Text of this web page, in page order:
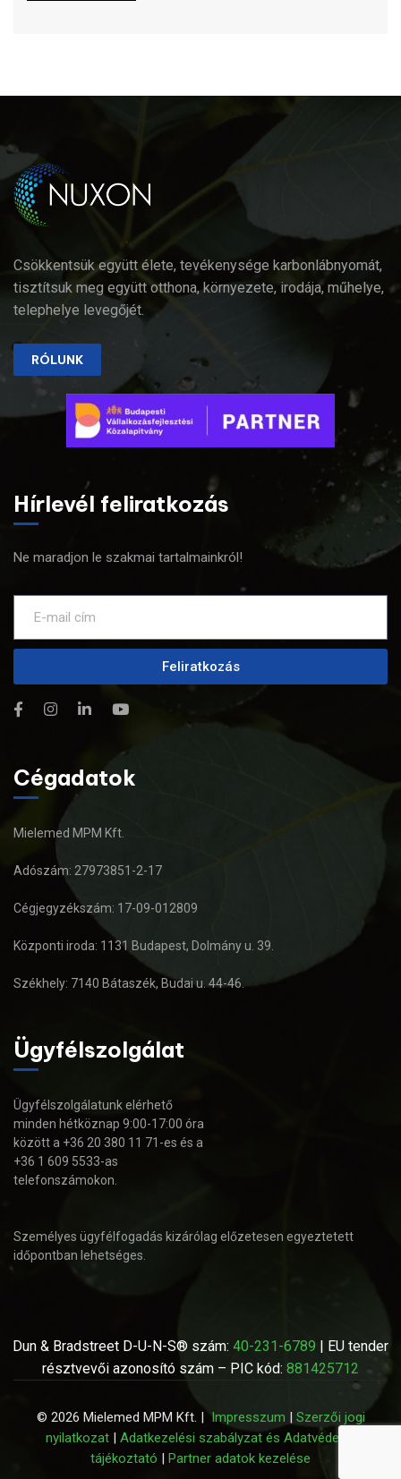
Csökkentsük együtt élete, tevékenysége karbonlábnyomát,
tisztítsuk meg együtt otthona, környezete, irodája, műhelye,
telephelye levegőjét.
RÓLUNK
Hírlevél feliratkozás
Ne maradjon le szakmai tartalmainkról!
Feliratkozás
Cégadatok
Mielemed MPM Kft.
Adószám: 27973851-2-17
Cégjegyzékszám: 17-09-012809
Központi iroda: 1131 Budapest, Dolmány u. 39.
Székhely: 7140 Bátaszék, Budai u. 44-46.
Ügyfélszolgálat
Ügyfélszolgálatunk elérhető
minden hétköznap 9:00-17:00 óra
között a +36 20 380 11 71-es és a
+36 1 609 5533-as
telefonszámokon.
Személyes ügyfélfogadás kizárólag előzetesen egyeztetett
időpontban lehetséges.
Dun & Bradstreet D-U-N-S® szám: 40-231-6789 | EU tender
résztvevői azonosító szám – PIC kód: 881425712
© 2026 Mielemed MPM Kft. |Impresszum | Szerzői jogi
nyilatkozat| Adatkezelési szabályzat és Adatvédelmi
tájékoztató | Partner adatok kezelése